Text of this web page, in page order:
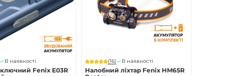
В наявності
Fenix E03R
(16) В наявності
Налобний ліхтар Fenix HM65R